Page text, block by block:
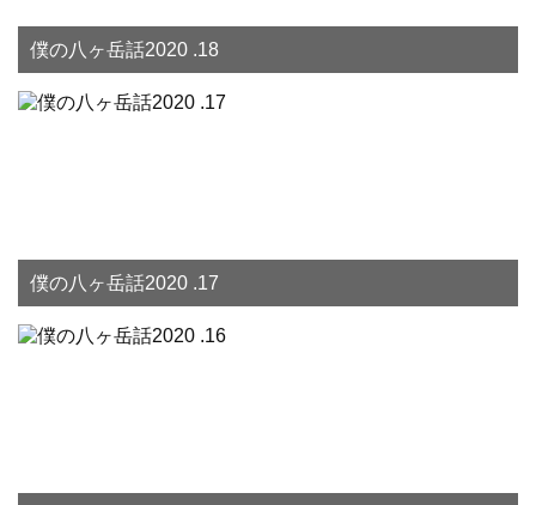
僕の八ヶ岳話2020 .18
僕の八ヶ岳話2020 .17